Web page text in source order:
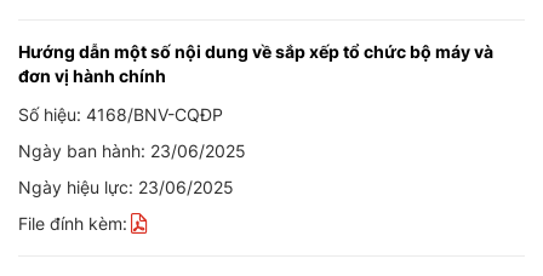
Hướng dẫn một số nội dung về sắp xếp tổ chức bộ máy và
đơn vị hành chính
Số hiệu: 4168/BNV-CQĐP
Ngày ban hành: 23/06/2025
Ngày hiệu lực: 23/06/2025
File đính kèm: